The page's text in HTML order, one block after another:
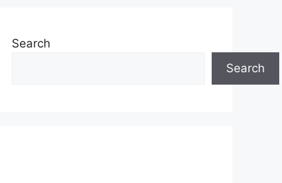
Search
Search